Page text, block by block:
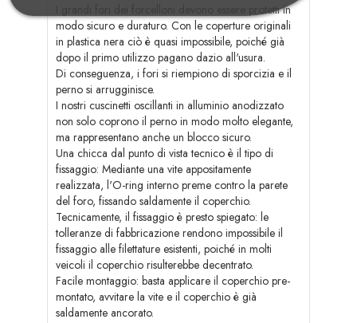
I grandi fori dei forcelloni devono essere protetti in
modo sicuro e duraturo. Con le coperture originali
in plastica nera ciò è quasi impossibile, poiché già
dopo il primo utilizzo pagano dazio all'usura.
Di conseguenza, i fori si riempiono di sporcizia e il
perno si arrugginisce.
I nostri cuscinetti oscillanti in alluminio anodizzato
non solo coprono il perno in modo molto elegante,
ma rappresentano anche un blocco sicuro.
Una chicca dal punto di vista tecnico è il tipo di
fissaggio: Mediante una vite appositamente
realizzata, l'O-ring interno preme contro la parete
del foro, fissando saldamente il coperchio.
Tecnicamente, il fissaggio è presto spiegato: le
tolleranze di fabbricazione rendono impossibile il
fissaggio alle filettature esistenti, poiché in molti
veicoli il coperchio risulterebbe decentrato.
Facile montaggio: basta applicare il coperchio pre-
montato, avvitare la vite e il coperchio è già
saldamente ancorato.